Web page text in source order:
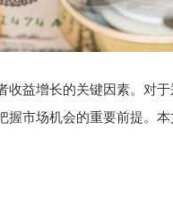
收益增长的关键因素。对
握市场机会的重要前提。